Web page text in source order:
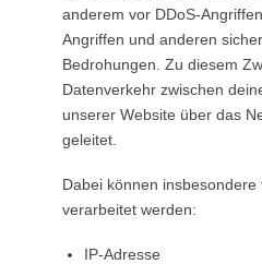
anderem vor DDoS-
Angriffen und anderen
Bedrohungen. Zu diesem
Datenverkehr zwischen
unserer Website über das
geleitet.
Dabei können insbesondere
verarbeitet werden:
IP-Adresse